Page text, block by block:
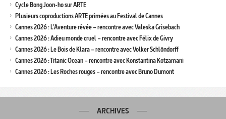
Cycle Bong Joon-ho sur ARTE
Plusieurs coproductions ARTE primées au Festival de Cannes
Cannes 2026 : L’Aventure rêvée – rencontre avec Valeska Grisebach
Cannes 2026 : Adieu monde cruel – rencontre avec Félix de Givry
Cannes 2026 : Le Bois de Klara – rencontre avec Volker Schlöndorff
Cannes 2026 : Titanic Ocean – rencontre avec Konstantina Kotzamani
Cannes 2026 : Les Roches rouges – rencontre avec Bruno Dumont
ARCHIVES